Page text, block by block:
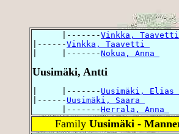
      |-------
Vinkka, Taavetti
|------Vinkka, Taavetti
|     |-------Nokua, Anna
Uusimäki, Antti
|     |------- Uusimäki, Elias
|------ Uusimäki, Saara
      |-------
Herrala, Anna
Family Uusimäki -